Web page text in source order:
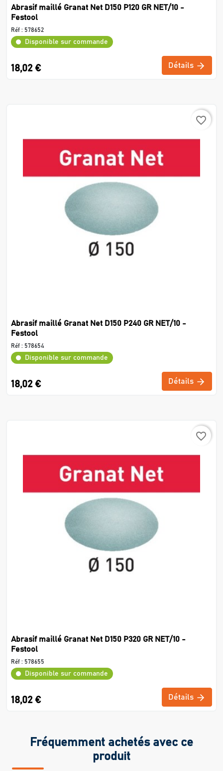
Abrasif maillé Granat Net D150 P120 GR NET/10 -
Festool
Réf : 578652
Disponible sur commande
18,02 € Détails
favorite_border
Abrasif maillé Granat Net D150 P240 GR NET/10 -
Festool
Réf : 578654
Disponible sur commande
18,02 € Détails
favorite_border
Abrasif maillé Granat Net D150 P320 GR NET/10 -
Festool
Réf : 578655
Disponible sur commande
18,02 € Détails
Fréquemment achetés avec ce
produit